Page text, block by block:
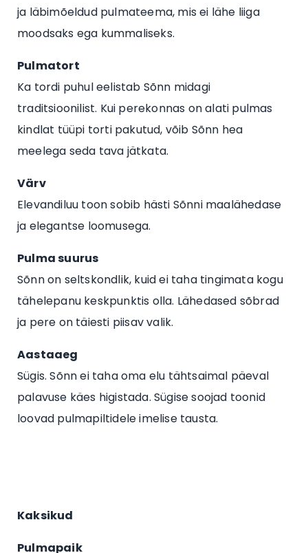
ja läbimõeldud pulmateema, mis ei lähe liiga
moodsaks ega kummaliseks.
Pulmatort
Ka tordi puhul eelistab Sõnn midagi
traditsioonilist. Kui perekonnas on alati pulmas
kindlat tüüpi torti pakutud, võib Sõnn hea
meelega seda tava jätkata.
Värv
Elevandiluu toon sobib hästi Sõnni maalähedase
ja elegantse loomusega.
Pulma suurus
Sõnn on seltskondlik, kuid ei taha tingimata kogu
tähelepanu keskpunktis olla. Lähedased sõbrad
ja pere on täiesti piisav valik.
Aastaaeg
Sügis. Sõnn ei taha oma elu tähtsaimal päeval
palavuse käes higistada. Sügise soojad toonid
loovad pulmapiltidele imelise tausta.
Kaksikud
Pulmapaik